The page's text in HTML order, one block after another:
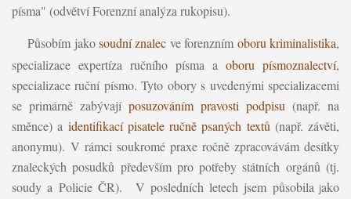
písma" (odvětví Forenzní analýza rukopisu).
Působím jakosoudní znalec ve forenzním oboru kriminalistika,
specializace expertíza ručního písma a oboru písmoznalectví,
specializace ruční písmo. Tyto obory s uvedenými specializacemi
se primárně zabývají posuzováním pravosti podpisu (např. na
směnce) a identifikací pisatele ručně psaných textů(např. závěti,
anonymu). V rámci soukromé praxe ročně zpracovávám desítky
znaleckých posudků především pro potřeby státních orgánů (tj.
soudy a Policie ČR).
V posledních letech jsem působilajako